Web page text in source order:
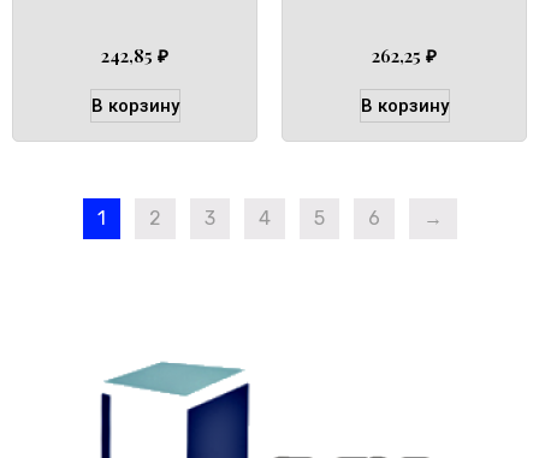
242,85 ₽
В корзину
262,25 ₽
В корзину
1 2 3 4 5 6 →